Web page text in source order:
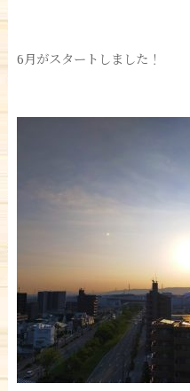
6月がスタートしました！